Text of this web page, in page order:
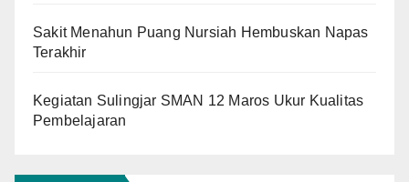
Sakit Menahun Puang Nursiah Hembuskan Napas
Terakhir
Kegiatan Sulingjar SMAN 12 Maros Ukur Kualitas
Pembelajaran